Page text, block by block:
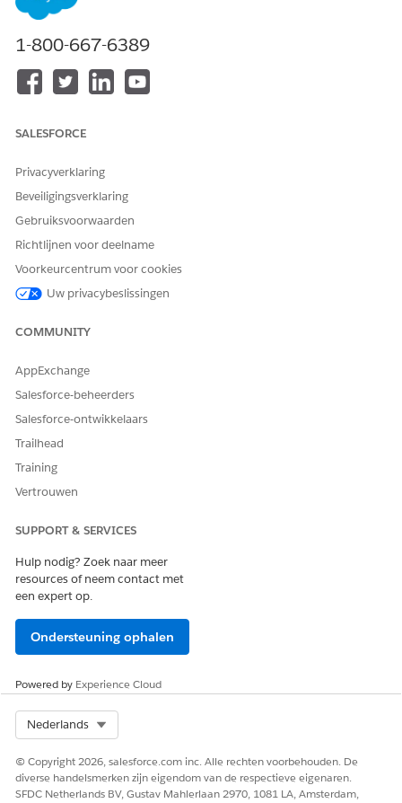
Map your nodes and attributes to the correct input data
right data. Data here represents Salesforce objects or
custom objects and their fields.
Laat ons weten wat we kunnen doen om te verbeteren!
1-800-667-6389
SALESFORCE
Privacyverklaring
Beveiligingsverklaring
Gebruiksvoorwaarden
Richtlijnen voor deelname
Voorkeurcentrum voor cookies
Uw privacybeslissingen
COMMUNITY
AppExchange
Salesforce-beheerders
Salesforce-ontwikkelaars
Trailhead
Training
Vertrouwen
SUPPORT & SERVICES
Hulp nodig? Zoek naar meer
resources of neem contact met
een expert op.
Ondersteuning ophalen
Powered by Experience Cloud
Nederlands
© Copyright 2026, salesforce.com inc. Alle rechten voorbehouden. De
diverse handelsmerken zijn eigendom van de respectieve eigenaren.
SFDC Netherlands BV, Gustav Mahlerlaan 2970, 1081 LA, Amsterdam,